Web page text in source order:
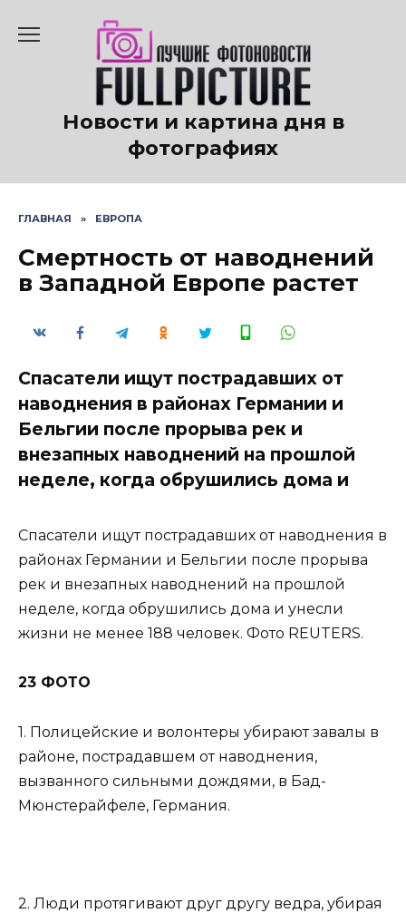
содержанию
Новости и картина дня в
фотографиях
ГЛАВНАЯ » ЕВРОПА
Смертность от наводнений
в Западной Европе растет
Спасатели ищут пострадавших от
наводнения в районах Германии и
Бельгии после прорыва рек и
внезапных наводнений на прошлой
неделе, когда обрушились дома и
Спасатели ищут пострадавших от наводнения в
районах Германии и Бельгии после прорыва
рек и внезапных наводнений на прошлой
неделе, когда обрушились дома и унесли
жизни не менее 188 человек. Фото REUTERS.
23 ФОТО
1. Полицейские и волонтеры убирают завалы в
районе, пострадавшем от наводнения,
вызванного сильными дождями, в Бад-
Мюнстерайфеле, Германия.
2. Люди протягивают друг другу ведра, убирая